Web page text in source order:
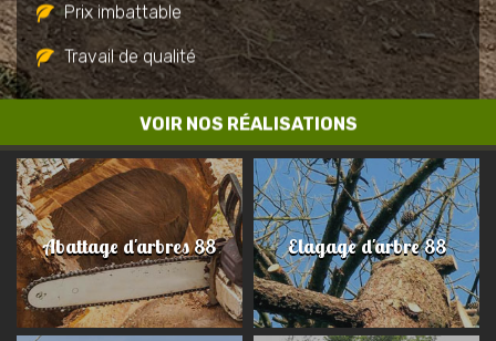
VOIR NOS RÉALISATIONS
Prix imbattable
Travail de qualité
Abattage d'arbres 88 Elagage d'arbre 88